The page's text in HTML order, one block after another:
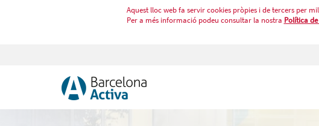
Aquest lloc web fa servir cookies pròpies i de tercers per
Per a més informació podeu consultar la nostra Política